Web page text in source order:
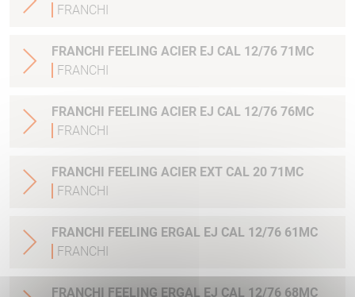
FRANCHI
FRANCHI FEELING ACIER EJ CAL 12/76 71MC
FRANCHI
FRANCHI FEELING ACIER EJ CAL 12/76 76MC
FRANCHI
FRANCHI FEELING ACIER EXT CAL 20 71MC
FRANCHI
FRANCHI FEELING ERGAL EJ CAL 12/76 61MC
FRANCHI
FRANCHI FEELING ERGAL EJ CAL 12/76 68MC